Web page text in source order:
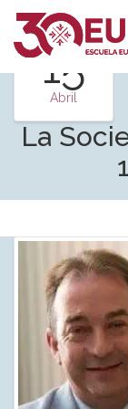
15
Abril
La